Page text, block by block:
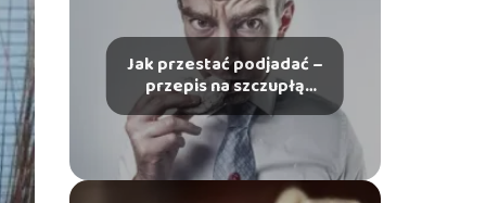
Jak przestać podjadać –
przepis na szczupłą
sylwetkę